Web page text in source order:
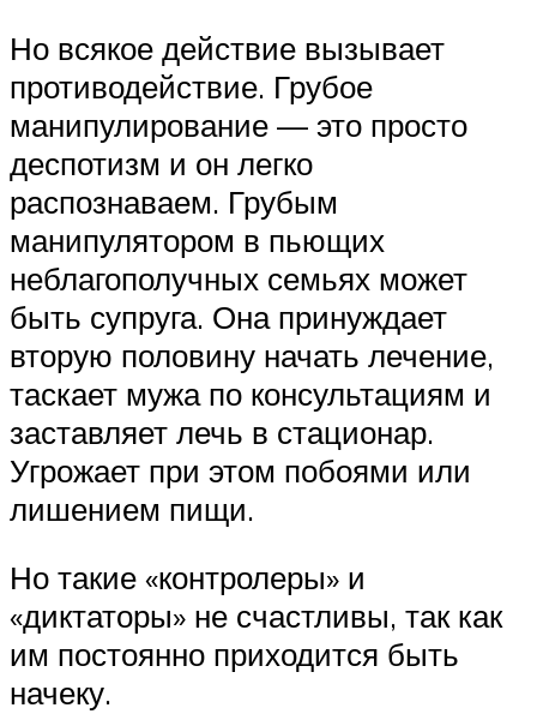
Но всякое действие вызывает
противодействие. Грубое
манипулирование — это просто
деспотизм и он легко
распознаваем. Грубым
манипулятором в пьющих
неблагополучных семьях может
быть супруга. Она принуждает
вторую половину начать лечение,
таскает мужа по консультациям и
заставляет лечь в стационар.
Угрожает при этом побоями или
лишением пищи.
Но такие «контролеры» и
«диктаторы» не счастливы, так как
им постоянно приходится быть
начеку.